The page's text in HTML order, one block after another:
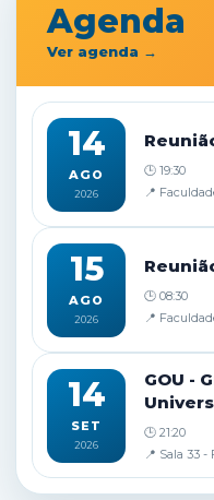
Agenda
Ver agenda →
14
AGO
2026
🕒 19:30
📍
15
AGO
2026
🕒 08:30
📍
14
SET
2026
GOU -
🕒 21:20
📍 Sala 33